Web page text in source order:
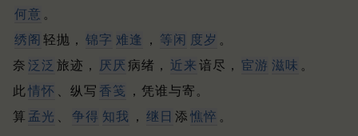
何意 。
绣阁 轻抛， 锦字 难逢 ， 等闲 度岁 。
奈 泛泛 旅迹， 厌厌 病绪， 近来 谙尽， 宦游 滋味 。
此情怀 、纵写 香笺
，凭谁与寄。
算 孟光 争得 知我 ， 继日 添 憔悴 。